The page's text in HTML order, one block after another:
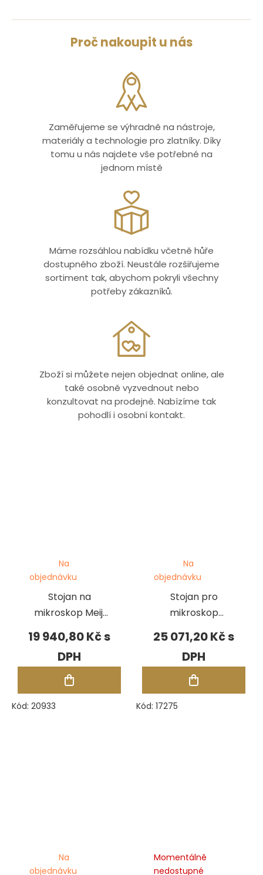
Proč nakoupit u nás
Zaměřujeme se výhradně na nástroje,
materiály a technologie pro zlatníky. Díky
tomu u nás najdete vše potřebné na
jednom místě
Máme rozsáhlou nabídku včetně hůře
dostupného zboží. Neustále rozšiřujeme
sortiment tak, abychom pokryli všechny
potřeby zákazníků.
Zboží si můžete nejen objednat online, ale
také osobně vyzvednout nebo
konzultovat na prodejně. Nabízíme tak
pohodlí i osobní kontakt.
Stojan na
mikroskop Meiji
Jura by GRS
Na
objednávku
19 940,80 Kč
Kód: 20933
Stojan pro
mikroskop
Acrobat Versa
Na
objednávku
25 071,20 Kč
Kód: 17275
Na
objednávku
Momentálně
nedostupné